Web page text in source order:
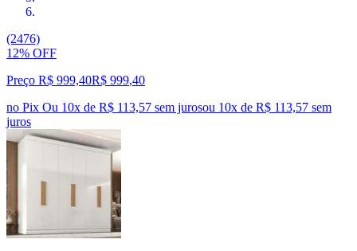
(2476)
12% OFF
Preço R$ 999,40R$ 999,40
no Pix Ou 10x de R$ 113,57 sem jurosou 10x de R$ 113,57 sem
juros